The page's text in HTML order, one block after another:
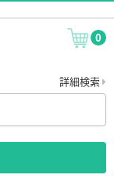
0
詳細検索